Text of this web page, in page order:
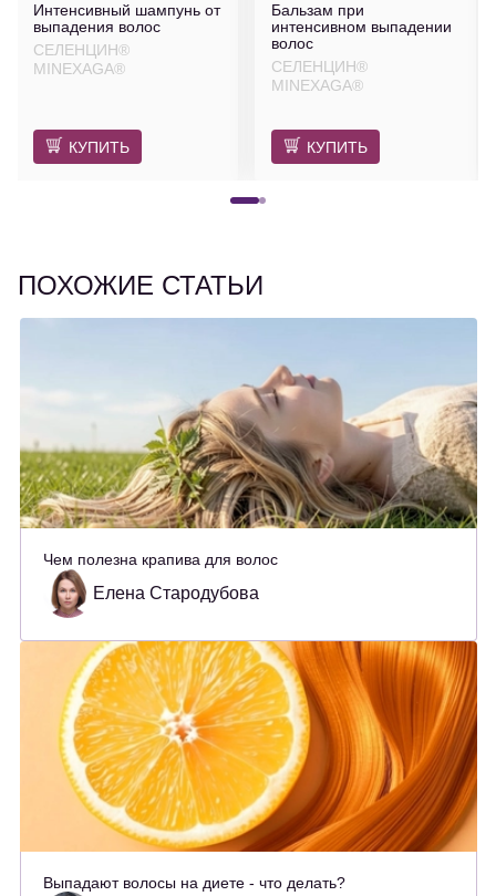
Интенсивный шампунь от
выпадения волос
СЕЛЕНЦИН®
MINEXAGA®
КУПИТЬ
Бальзам при
интенсивном выпадении
волос
СЕЛЕНЦИН®
MINEXAGA®
КУПИТЬ
ПОХОЖИЕ СТАТЬИ
Чем полезна крапива для волос
Елена Стародубова
Выпадают волосы на диете - что делать?